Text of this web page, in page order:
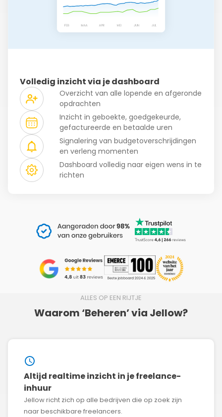
Volledig inzicht via je dashboard
Overzicht van alle lopende en afgeronde
opdrachten
Inzicht in geboekte, goedgekeurde,
gefactureerde en betaalde uren
Signalering van budgetoverschrijdingen
en verleng momenten
Dashboard volledig naar eigen wens in te
richten
ALLES OP EEN RIJTJE
Waarom ‘Beheren’ via Jellow?
Altijd realtime inzicht in je freelance-
inhuur
Jellow richt zich op alle bedrijven die op zoek zijn
naar beschikbare freelancers.